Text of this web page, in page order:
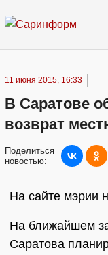
11 июня 2015, 16:33
В Саратове
возврат
Поделиться
новостью:
На сайте мэрии
На ближайшем
Саратова